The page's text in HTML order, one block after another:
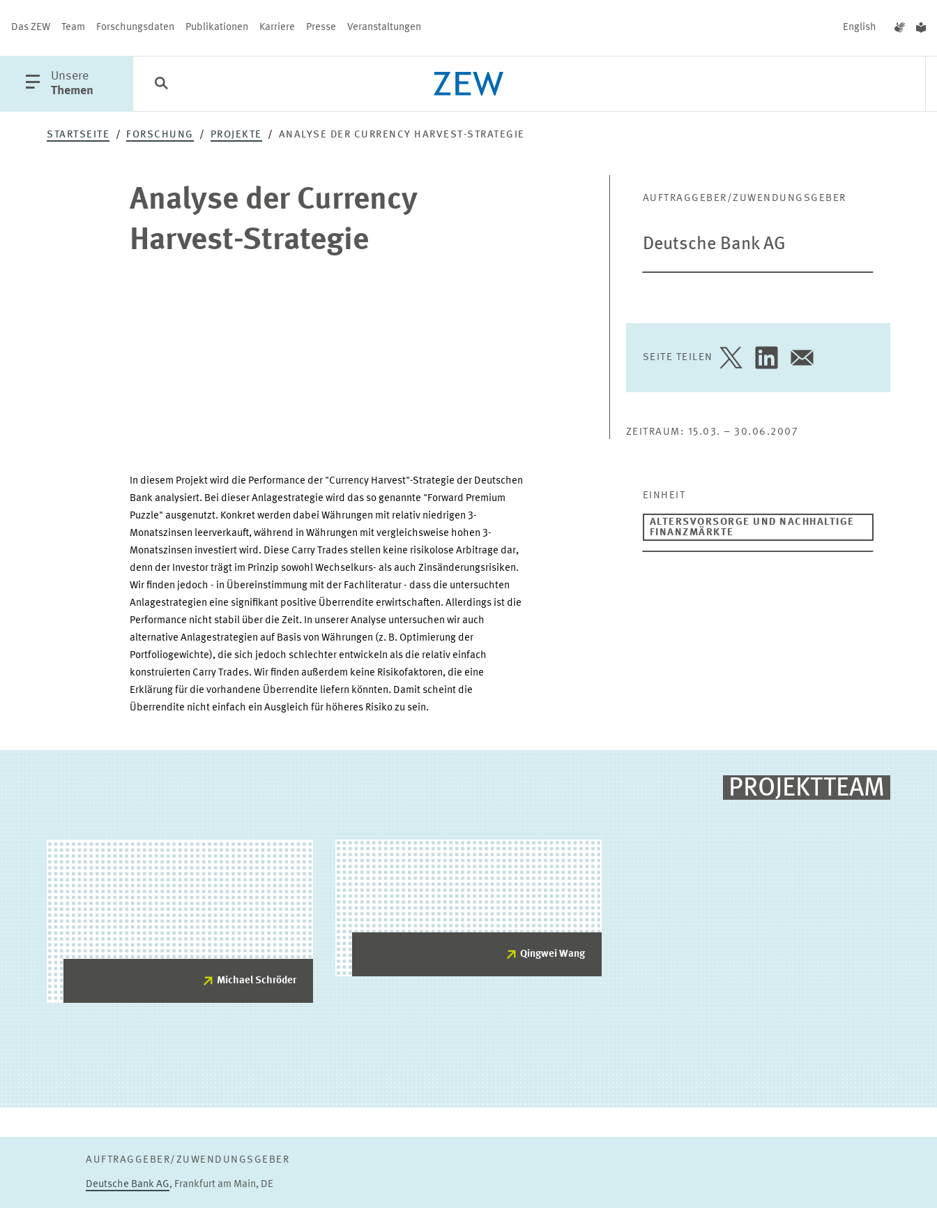
Das ZEW Team Forschungsdaten Publikationen Karriere Presse Veranstaltungen English
öffne
Hauptmenü
Unsere
Themen
Kategorien
Schließen
Analyse
Currency
Harvest-
STARTSEITE FORSCHUNG PROJEKTE ANALYSE DER CURRENCY HARVEST-STRATEGIE
Analyse der Currency
Harvest-Strategie
AUFTRAGGEBER/ZUWENDUNGSGEBER
Deutsche Bank AG
SEITE TEILEN
SEITE
TWITTER
SEITE
LINKEDIN
SEITE
E-
ZEITRAUM: 15.03. – 30.06.2007
In diesem Projekt wird die Performance der "Currency Harvest"-Strategie der Deutschen
Bank analysiert. Bei dieser Anlagestrategie wird das so genannte "Forward Premium
Puzzle" ausgenutzt. Konkret werden dabei Währungen mit relativ niedrigen 3-
Monatszinsen leerverkauft, während in Währungen mit vergleichsweise hohen 3-
Monatszinsen investiert wird. Diese Carry Trades stellen keine risikolose Arbitrage dar,
denn der Investor trägt im Prinzip sowohl Wechselkurs- als auch Zinsänderungsrisiken.
Wir finden jedoch - in Übereinstimmung mit der Fachliteratur - dass die untersuchten
Anlagestrategien eine signifikant positive Überrendite erwirtschaften. Allerdings ist die
Performance nicht stabil über die Zeit. In unserer Analyse untersuchen wir auch
alternative Anlagestrategien auf Basis von Währungen (z. B. Optimierung der
Portfoliogewichte), die sich jedoch schlechter entwickeln als die relativ einfach
konstruierten Carry Trades. Wir finden außerdem keine Risikofaktoren, die eine
Erklärung für die vorhandene Überrendite liefern könnten. Damit scheint die
Überrendite nicht einfach ein Ausgleich für höheres Risiko zu sein.
EINHEIT
ALTERSVORSORGE UND NACHHALTIGE
FINANZMÄRKTE
PROJEKTTEAM
Michael Schröder
ZUM PROFIL
Qingwei Wang
AUFTRAGGEBER/ZUWENDUNGSGEBER
Deutsche Bank AG, Frankfurt am Main, DE